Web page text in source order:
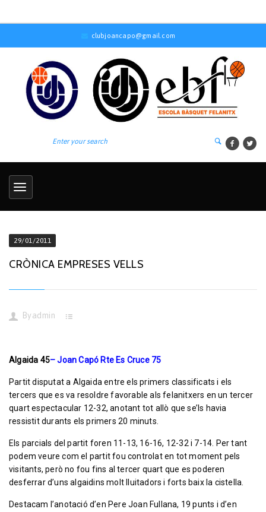
clubjoancapo@gmail.com
29/01/2011
CRÒNICA EMPRESES VELLS
Byadmin
Algaida 45– Joan Capó Rte Es Cruce 75
Partit disputat a Algaida entre els primers classificats i els
tercers que es va resoldre favorable als felanitxers en un tercer
quart espectacular 12-32, anotant tot allò que se’ls havia
ressistit durants els primers 20 minuts.
Els parcials del partit foren 11-13, 16-16, 12-32 i 7-14. Per tant
podem veure com el partit fou controlat en tot moment pels
visitants, però no fou fins al tercer quart que es poderen
desferrar d’uns algaidins molt lluitadors i forts baix la cistella.
Destacam l’anotació d’en Pere Joan Fullana, 19 punts i d’en